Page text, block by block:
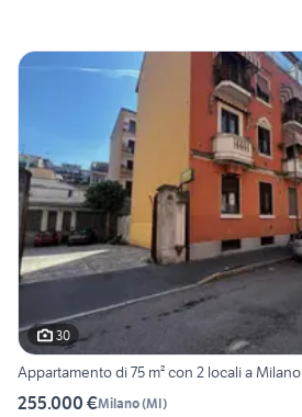
30
Appartamento di 75 m² con 2 locali a Milano
255.000 €Milano(MI)